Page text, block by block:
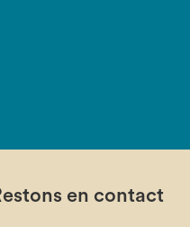
en contact